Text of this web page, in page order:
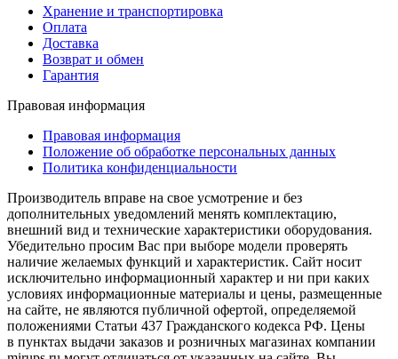
Хранение и транспортировка
Оплата
Доставка
Возврат и обмен
Гарантия
Правовая информация
Правовая информация
Положение об обработке персональных данных
Политика конфиденциальности
Производитель вправе на свое усмотрение и без
дополнительных уведомлений менять комплектацию,
внешний вид и технические характеристики оборудования.
Убедительно просим Вас при выборе модели проверять
наличие желаемых функций и характеристик. Сайт носит
исключительно информационный характер и ни при каких
условиях информационные материалы и цены, размещенные
на сайте, не являются публичной офертой, определяемой
положениями Статьи 437 Гражданского кодекса РФ. Цены
в пунктах выдачи заказов и розничных магазинах компании